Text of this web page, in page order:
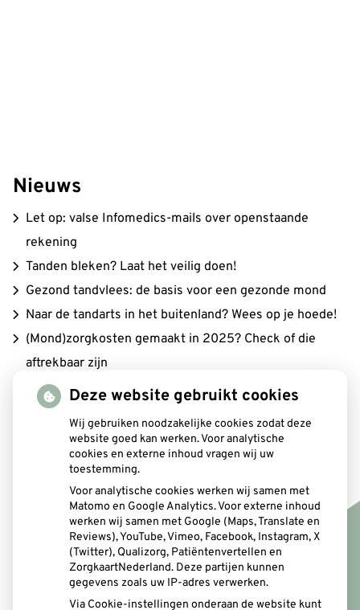
Nieuws
Let op: valse Infomedics-mails over openstaande
rekening
Tanden bleken? Laat het veilig doen!
Gezond tandvlees: de basis voor een gezonde mond
Naar de tandarts in het buitenland? Wees op je hoede!
(Mond)zorgkosten gemaakt in 2025? Check of die
aftrekbaar zijn
Mondgezondheid
Deze website gebruikt cookies
Wij gebruiken noodzakelijke cookies zodat deze
website goed kan werken. Voor analytische
cookies en externe inhoud vragen wij uw
toestemming.
Voor analytische cookies werken wij samen met
Matomo en Google Analytics. Voor externe inhoud
werken wij samen met Google (Maps, Translate en
Reviews), YouTube, Vimeo, Facebook, Instagram, X
(Twitter), Qualizorg, Patiëntenvertellen en
ZorgkaartNederland. Deze partijen kunnen
gegevens zoals uw IP-adres verwerken.
Via Cookie-instellingen onderaan de website kunt